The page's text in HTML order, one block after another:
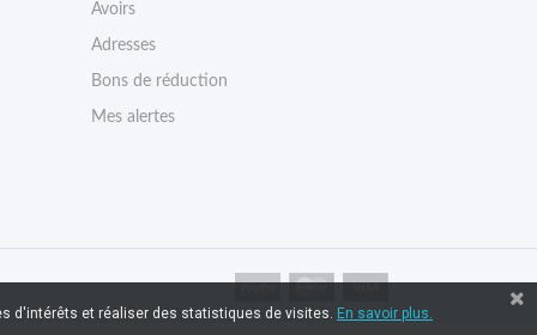
Avoirs
Adresses
Bons de réduction
Mes alertes
d'intérêts et réaliser des statistiques de visites. En savoir plus.